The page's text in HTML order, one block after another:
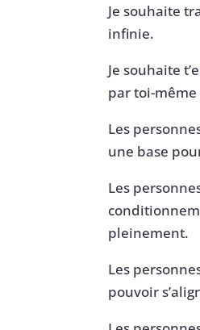
Je souhaite
infinie.
Je souhaite
par toi-
Les
une base
Les
pleinement.
Les
pouvoir